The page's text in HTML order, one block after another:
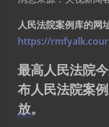
人民法院案例库的网
https://
最高人民法院
布人民法院案
放。